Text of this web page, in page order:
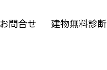
お問合せ 建物無料診断